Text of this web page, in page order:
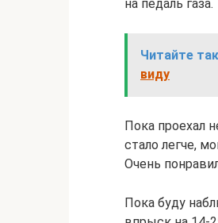
на педаль газа.
Читайте
виду
Пока проехал
стало легче,
Очень
Пока буду